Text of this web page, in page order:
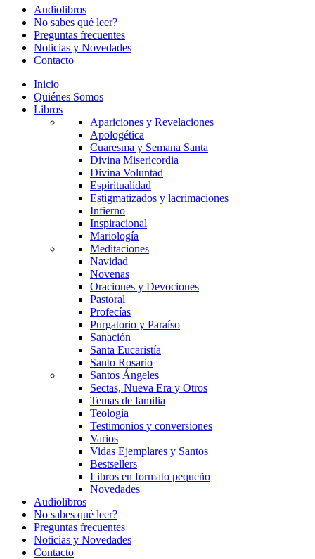
Audiolibros
No sabes qué leer?
Preguntas frecuentes
Noticias y Novedades
Contacto
Inicio
Quiénes Somos
Libros
Apariciones y Revelaciones
Apologética
Cuaresma y Semana Santa
Divina Misericordia
Divina Voluntad
Espiritualidad
Estigmatizados y lacrimaciones
Infierno
Inspiracional
Mariología
Meditaciones
Navidad
Novenas
Oraciones y Devociones
Pastoral
Profecías
Purgatorio y Paraíso
Sanación
Santa Eucaristía
Santo Rosario
Santos Ángeles
Sectas, Nueva Era y Otros
Temas de familia
Teología
Testimonios y conversiones
Varios
Vidas Ejemplares y Santos
Bestsellers
Libros en formato pequeño
Novedades
Audiolibros
No sabes qué leer?
Preguntas frecuentes
Noticias y Novedades
Contacto